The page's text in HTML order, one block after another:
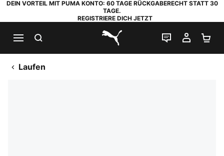
DEIN VORTEIL MIT PUMA KONTO: 60 TAGE RÜCKGABERECHT STATT 30
TAGE.
REGISTRIERE DICH JETZT
PUMA.com
LIVE-CHAT
MEIN
Laufen